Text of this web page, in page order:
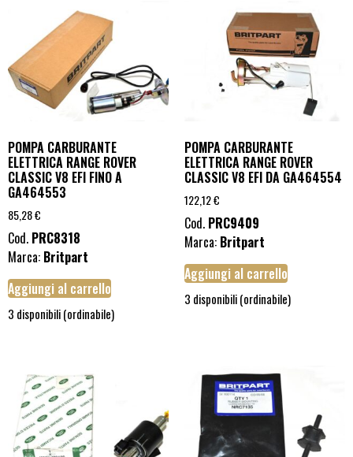
POMPA CARBURANTE
ELETTRICA RANGE ROVER
CLASSIC V8 EFI FINO A
GA464553
85,28€
Cod. PRC8318
Marca: Britpart
Aggiungi al carrello
3 disponibili (ordinabile)
POMPA CARBURANTE
ELETTRICA RANGE ROVER
CLASSIC V8 EFI DA GA464554
122,12€
Cod. PRC9409
Marca: Britpart
Aggiungi al carrello
3 disponibili (ordinabile)